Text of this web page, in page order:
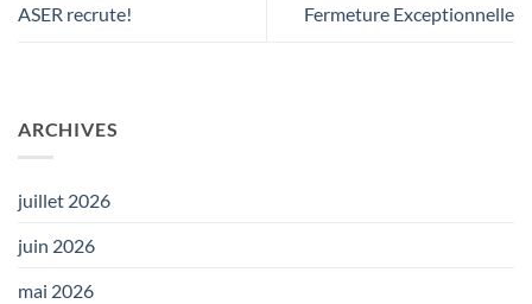
ASER recrute! Fermeture Exceptionnelle
ARCHIVES
juillet 2026
juin 2026
mai 2026